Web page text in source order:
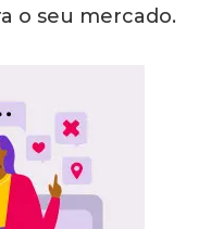
o seu mercado.